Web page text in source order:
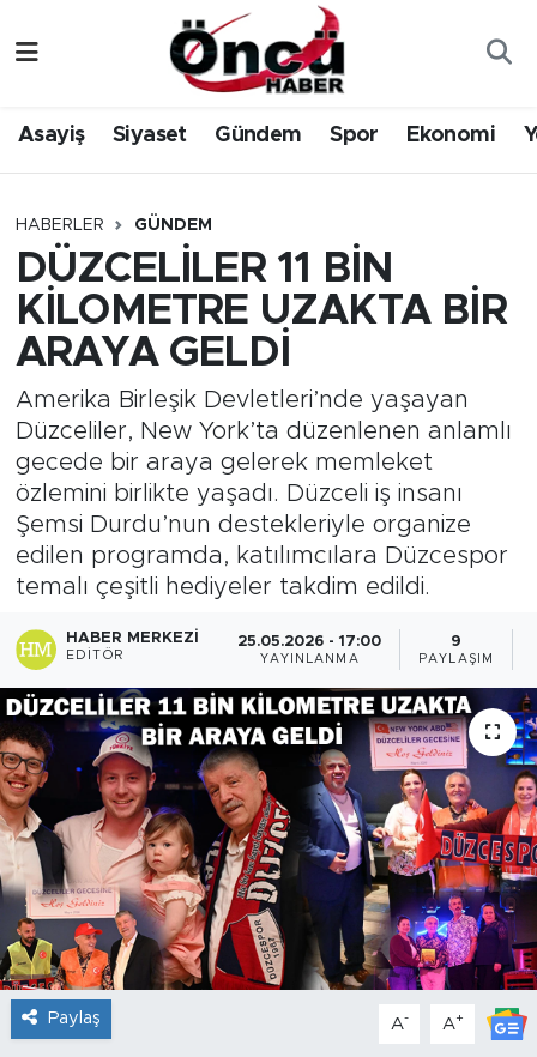
Asayiş Siyaset Gündem Spor Ekonomi
HABERLER GÜNDEM
DÜZCELİLER 11 BİN
KİLOMETRE UZAKTA BİR
ARAYA GELDİ
Amerika Birleşik Devletleri’nde yaşayan
Düzceliler, New York’ta düzenlenen anlamlı
gecede bir araya gelerek memleket
özlemini birlikte yaşadı. Düzceli iş insanı
Şemsi Durdu’nun destekleriyle organize
edilen programda, katılımcılara Düzcespor
temalı çeşitli hediyeler takdim edildi.
HABER MERKEZI
EDITÖR
25.05.2026 - 17:00
YAYINLANMA
9
PAYLAŞIM
Paylaş A- A+
Gündem
Sağlık & Çevre
Spor
Siyaset
Yerel Haber
Öncü Radyo Dinle
Öncü TV İzle
Düzce Nöbetçi Eczaneler
Düzce Hava Durumu
Düzce Namaz Vakitleri
Düzce Trafik Yoğunluk Haritası
Süper Lig Puan Durumu ve Fikstür
Tüm Manşetler
Son Dakika Haberleri
Haber Arşivi